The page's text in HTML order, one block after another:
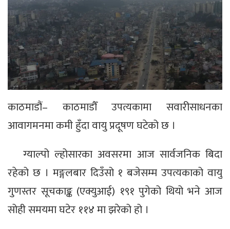
काठमाडौं– काठमाडौँ उपत्यकामा सवारीसाधनका
आवागमनमा कमी हुँदा वायु प्रदूषण घटेको छ ।
ग्याल्पो ल्होसारका अवसरमा आज सार्वजनिक बिदा
रहेको छ । मङ्गलबार दिउँसो १ बजेसम्म उपत्यकाको वायु
गुणस्तर सूचकाङ्क (एक्युआई) १९१ पुगेको थियो भने आज
सोही समयमा घटेर ११४ मा झरेको हो ।